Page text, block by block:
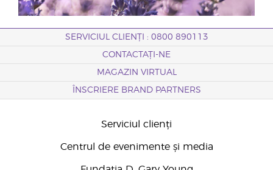
SERVICIUL CLIENȚI : 0800 890113
CONTACTAȚI-NE
MAGAZIN VIRTUAL
ÎNSCRIERE BRAND PARTNERS
Serviciul clienți
Centrul de evenimente și media